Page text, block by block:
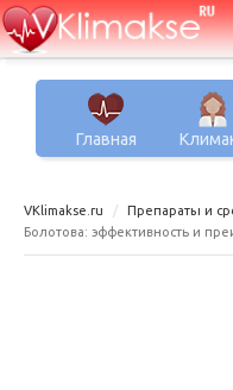
Главная
VKlimakse.ru Препараты и
Болотова: эффективность и